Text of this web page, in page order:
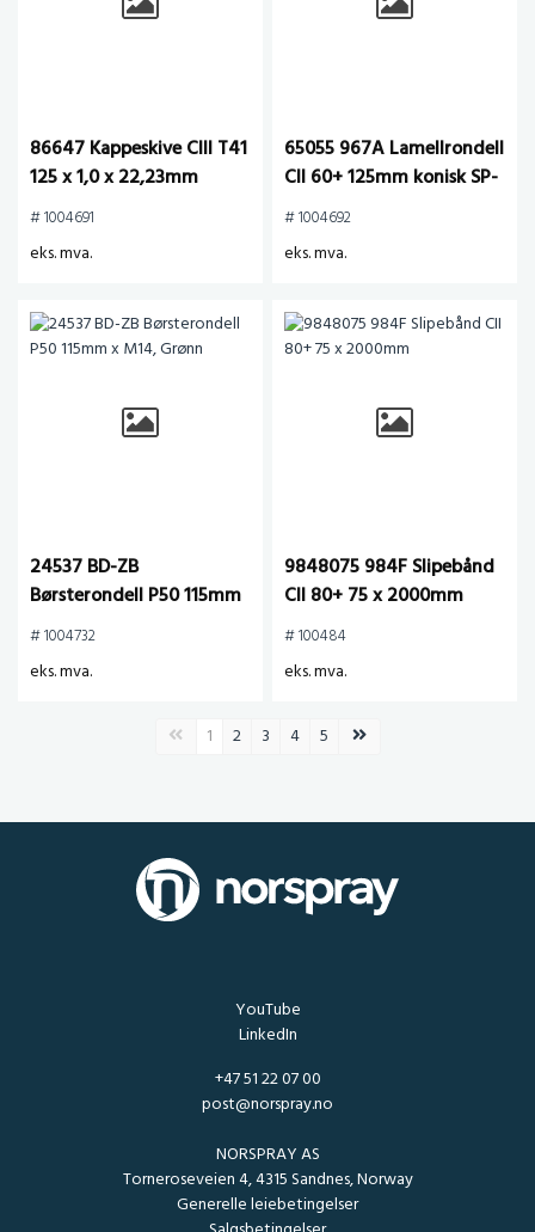
86647 Kappeskive CIII T41
125 x 1,0 x 22,23mm
# 1004691
eks. mva.
65055 967A Lamellrondell
CII 60+ 125mm konisk SP-
pack 2/fp
# 1004692
eks. mva.
24537 BD-ZB
Børsterondell P50 115mm
x M14, Grønn
# 1004732
eks. mva.
9848075 984F Slipebånd
CII 80+ 75 x 2000mm
# 100484
eks. mva.
Forrige side
1 2 3 4 5 Neste side
YouTube
LinkedIn
+47 51 22 07 00
post@norspray.no
NORSPRAY AS
Torneroseveien 4, 4315 Sandnes, Norway
Generelle leiebetingelser